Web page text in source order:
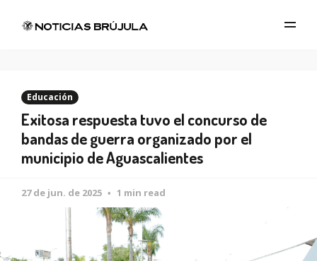
Educación
Exitosa respuesta tuvo el concurso de
bandas de guerra organizado por el
municipio de Aguascalientes
27 de jun. de 2025 1 min read